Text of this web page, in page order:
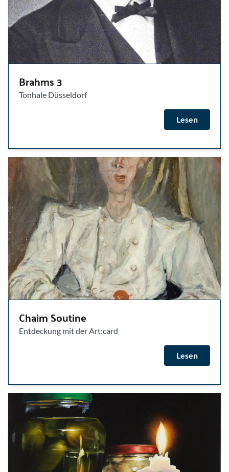
Brahms 3
Tonhale Düsseldorf
Lesen
Chaim Soutine
Entdeckung mit der Art:card
Lesen